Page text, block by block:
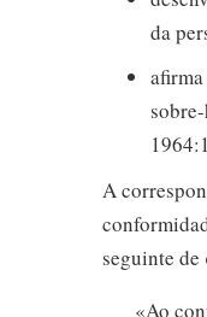
da
A
seguinte de
«Ao